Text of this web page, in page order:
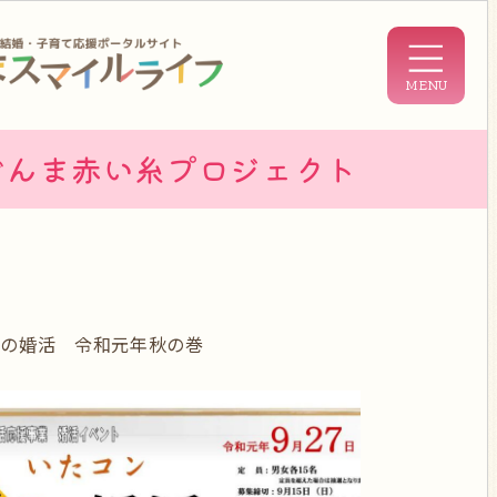
ま赤い糸プロジェクト
婚活 令和元年秋の巻